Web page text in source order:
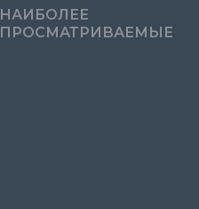
НАИБОЛЕЕ
ПРОСМАТРИВАЕМЫЕ